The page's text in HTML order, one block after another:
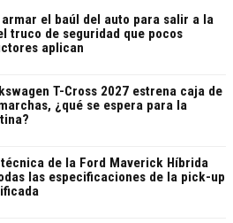
armar el baúl del auto para salir a la
truco de seguridad que pocos
aplican
T-Cross 2027 estrena caja de
¿qué se espera para la
de la Ford Maverick Híbrida
las especificaciones de la pick-up